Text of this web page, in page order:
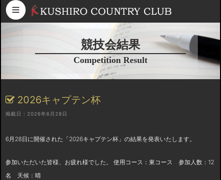
コンテンツへスキップ
競技会結果
Competition Result
2026キャプテン杯
掲載日：2026年6月28日
6月28日に開催された「2026キャプテン杯」の結果を発表いたします。
参加いただいた皆様、お疲れ様でした。 使用コース：東コース 参加人数：12
名 天候：晴